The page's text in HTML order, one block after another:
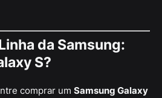
da Samsung:
S?
comprar um Samsung Galaxy